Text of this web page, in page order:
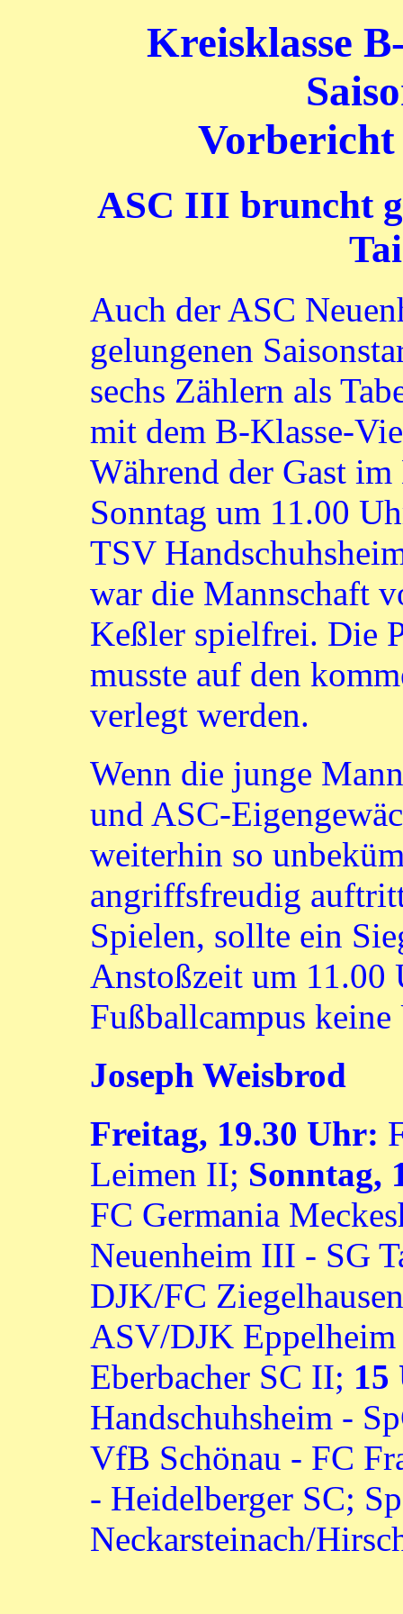
Kreisklasse
Vorbericht
ASC III bruncht
Auch der ASC
gelungenen
sechs Zählern als
mit dem B-Klasse-
Während der Gast
Sonntag um 11.00
TSV
war die Mannschaft
Keßler spielfrei. Die
musste auf den
verlegt werden.
Wenn die junge
und ASC-
weiterhin so
angriffsfreudig
Spielen, sollte ein
Anstoßzeit um 11.00
Fußballcampus
Joseph Weisbrod
Freitag, 19.30 Uhr:
Leimen II; Sonntag,
FC Germania
Neuenheim III - SG
DJK/FC
ASV/DJK
Eberbacher SC II; 15
Handschuhsheim -
VfB Schönau - FC
- Heidelberger SC;
Neckarsteinach/